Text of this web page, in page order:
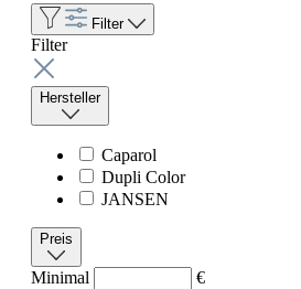
Filter
Filter
Hersteller
Caparol
Dupli Color
JANSEN
Preis
Minimal
€